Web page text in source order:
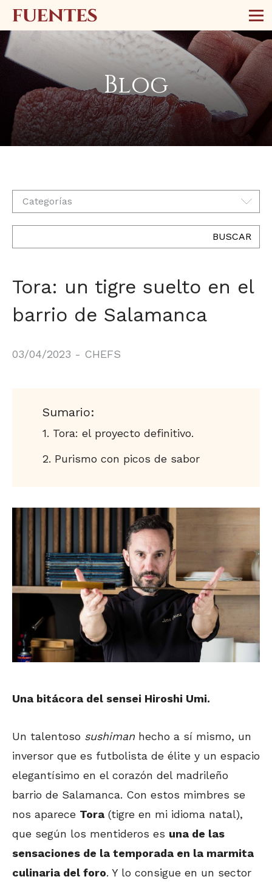
Blog
Categorías
BUSCAR
Tora: un tigre suelto en el
barrio de Salamanca
03/04/2023 - CHEFS
Sumario:
Tora: el proyecto definitivo.
Purismo con picos de sabor
Una bitácora del sensei Hiroshi Umi.
Un talentoso sushiman hecho a sí mismo, un
inversor que es futbolista de élite y un espacio
elegantísimo en el corazón del madrileño
barrio de Salamanca. Con estos mimbres se
nos aparece Tora (tigre en mi idioma natal),
que según los mentideros es una de las
sensaciones de la temporada en la marmita
culinaria del foro. Y lo consigue en un sector